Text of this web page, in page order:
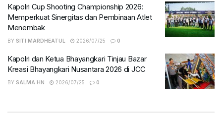
Kapolri Cup Shooting Championship 2026:
Memperkuat Sinergitas dan Pembinaan Atlet
Menembak
BY SITI MARDHEATUL 2026/07/25 0
Kapolri dan Ketua Bhayangkari Tinjau Bazar
Kreasi Bhayangkari Nusantara 2026 di JCC
BY SALMA HN 2026/07/25 0